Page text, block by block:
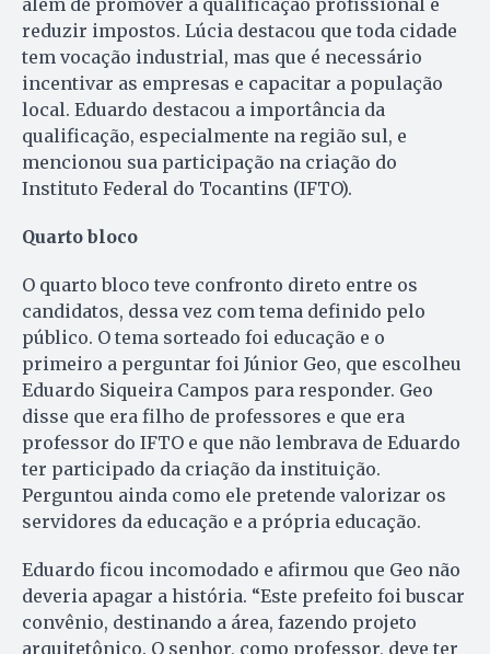
reduzir impostos. Lúcia destacou que toda cidade
tem vocação industrial, mas que é necessário
incentivar as empresas e capacitar a população
local. Eduardo destacou a importância da
qualificação, especialmente na região sul, e
mencionou sua participação na criação do
Instituto Federal do Tocantins (IFTO).
Quarto bloco
O quarto bloco teve confronto direto entre os
candidatos, dessa vez com tema definido pelo
público. O tema sorteado foi educação e o
primeiro a perguntar foi Júnior Geo, que escolheu
Eduardo Siqueira Campos para responder. Geo
disse que era filho de professores e que era
professor do IFTO e que não lembrava de Eduardo
ter participado da criação da instituição.
Perguntou ainda como ele pretende valorizar os
servidores da educação e a própria educação.
Eduardo ficou incomodado e afirmou que Geo não
deveria apagar a história. “Este prefeito foi buscar
convênio, destinando a área, fazendo projeto
arquitetônico. O senhor, como professor, deve ter